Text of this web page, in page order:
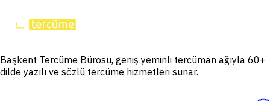
Başkent Tercüme Bürosu, geniş yeminli tercüman ağıyla 60+
dilde yazılı ve sözlü tercüme hizmetleri sunar.